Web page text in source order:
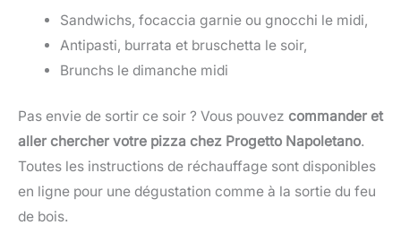
Sandwichs, focaccia garnie ou gnocchi le midi,
Antipasti, burrata et bruschetta le soir,
Brunchs le dimanche midi
Pas envie de sortir ce soir ? Vous pouvez commander et
aller chercher votre pizza chez Progetto Napoletano.
Toutes les instructions de réchauffage sont disponibles
en ligne pour une dégustation comme à la sortie du feu
de bois.